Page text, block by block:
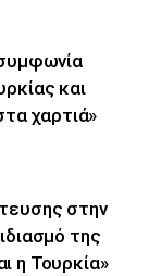
και
χαρτιά»
στην
της
η Τουρκία»